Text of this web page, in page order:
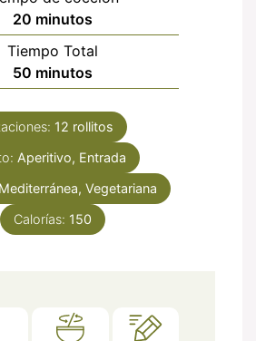
20 minutos
minutos
Tiempo Total
50 minutos
minutos
12 rollitos
Aperitivo, Entrada
Mediterránea, Vegetariana
Calorías: 150